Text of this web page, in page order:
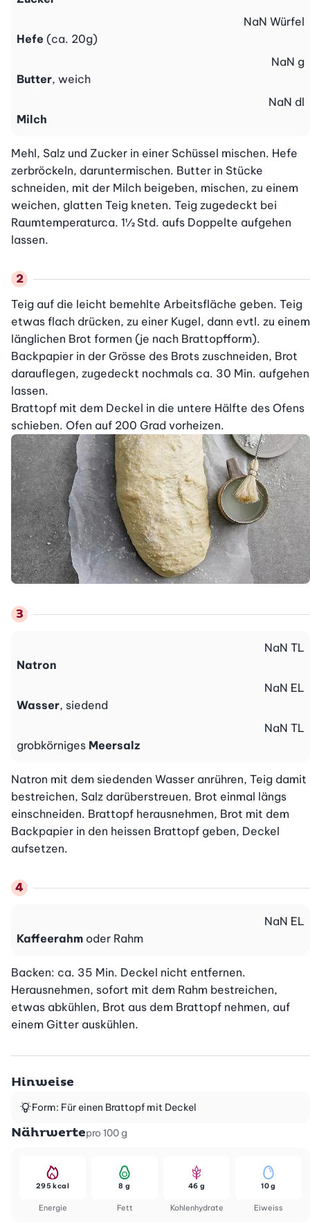
Hefe (ca. 20g)
NaN Würfel
Butter, weich
NaN g
Milch
NaN dl
Mehl, Salz und Zucker in einer Schüssel mischen. Hefe
zerbröckeln, daruntermischen. Butter in Stücke
schneiden, mit der Milch beigeben, mischen, zu einem
weichen, glatten Teig kneten. Teig zugedeckt bei
Raumtemperaturca. 1½ Std. aufs Doppelte aufgehen
lassen.
Teig auf die leicht bemehlte Arbeitsfläche geben. Teig
etwas flach drücken, zu einer Kugel, dann evtl. zu einem
länglichen Brot formen (je nach Brattopfform).
Backpapier in der Grösse des Brots zuschneiden, Brot
darauflegen, zugedeckt nochmals ca. 30 Min. aufgehen
lassen.
Brattopf mit dem Deckel in die untere Hälfte des Ofens
schieben. Ofen auf 200 Grad vorheizen.
Natron
NaN TL
Wasser, siedend
NaN EL
grobkörniges Meersalz
NaN TL
Natron mit dem siedenden Wasser anrühren, Teig damit
bestreichen, Salz darüberstreuen. Brot einmal längs
einschneiden. Brattopf herausnehmen, Brot mit dem
Backpapier in den heissen Brattopf geben, Deckel
aufsetzen.
Kaffeerahm oder Rahm
NaN EL
Backen: ca. 35 Min. Deckel nicht entfernen.
Herausnehmen, sofort mit dem Rahm bestreichen,
etwas abkühlen, Brot aus dem Brattopf nehmen, auf
einem Gitter auskühlen.
Hinweise
Form: Für einen Brattopf mit Deckel
Nährwertepro 100 g
Energie
295 kcal
Fett
8 g
Kohlenhydrate
46 g
Eiweiss
10 g